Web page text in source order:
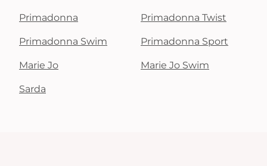
Primadonna Primadonna Twist
Primadonna Swim Primadonna Sport
Marie Jo Marie Jo Swim
Sarda